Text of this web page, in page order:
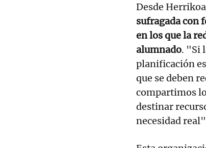
Desde
sufragada con
en los que la
alumnado. "Si
planificación
que se deben
compartimos
destinar
necesidad